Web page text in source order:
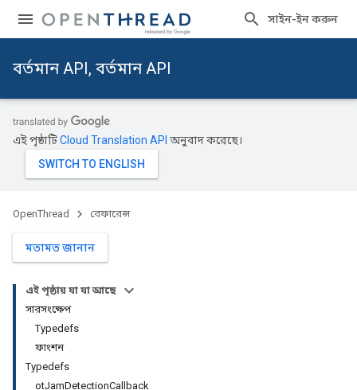
সাইন-ইন করুন
বর্তমান API, বর্তমান API
এই পৃষ্ঠাটিCloud Translation API অনুবাদ করেছে।
OpenThread রেফারেন্স
মতামত জানান
এই পৃষ্ঠায় যা যা আছে
সারসংক্ষেপ
Typedefs
ফাংশন
Typedefs
otJamDetectionCallback